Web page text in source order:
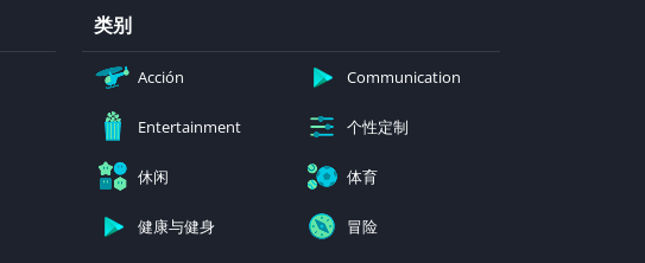
类别
Acción Communication
Entertainment 个性定制
休闲 体育
健康与健身 冒险